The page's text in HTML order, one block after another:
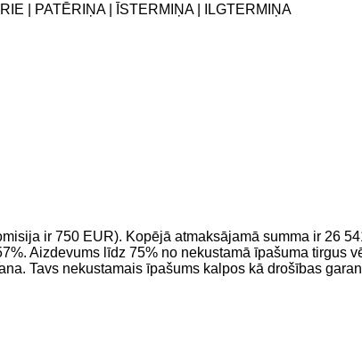
| PATĒRIŅA | ĪSTERMIŅA | ILGTERMIŅA
ir 750 EUR). Kopējā atmaksājamā summa ir 26
Aizdevums līdz 75% no nekustamā īpašuma tirgus
Tavs nekustamais īpašums kalpos kā drošības